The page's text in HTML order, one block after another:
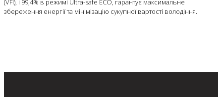
(VFI), і 99,4% в режимі Ultra-safe ECO, гарантує максимальне
збереження енергії та мінімізацію сукупної вартості володіння.